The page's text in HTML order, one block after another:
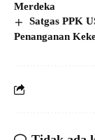
Merdeka
Satgas PPK
Penanganan